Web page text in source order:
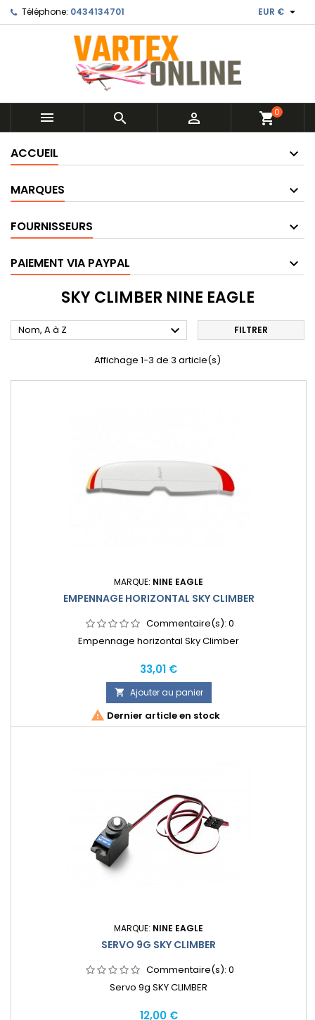
Téléphone: 0434134701 EUR € 
   shopping_cart0
ACCUEIL
MARQUES
FOURNISSEURS
PAIEMENT VIA PAYPAL
SKY CLIMBER NINE EAGLE
Nom, A à Z  FILTRER
Affichage 1-3 de 3 article(s)
MARQUE: NINE EAGLE
EMPENNAGE HORIZONTAL SKY CLIMBER
Commentaire(s): 0
Empennage horizontal Sky Climber
Prix
33,01 €
 Ajouter au panier
 Dernier article en stock
MARQUE: NINE EAGLE
SERVO 9G SKY CLIMBER
Commentaire(s): 0
Servo 9g SKY CLIMBER
Prix
12,00 €